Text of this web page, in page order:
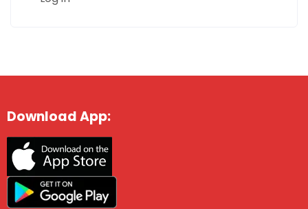
Download App: